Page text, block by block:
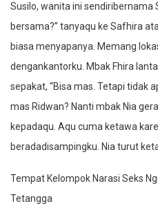
Susilo, wanita ini sendiribernama
bersama?” tanyaqu ke Safhira
biasa menyapanya. Memang
dengankantorku. Mbak Fhira
sepakat, “Bisa mas. Tetapi tidak
mas Ridwan? Nanti mbak Nia
kepadaqu. Aqu cuma ketawa
beradadisampingku. Nia turut
Tempat Kelompok Narasi Seks
Tetangga